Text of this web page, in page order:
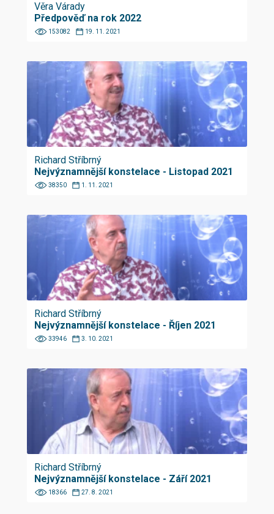
Věra Várady
Předpověď na rok 2022
153082 19. 11. 2021
Richard Stříbrný
Nejvýznamnější konstelace - Listopad 2021
38350 1. 11. 2021
Richard Stříbrný
Nejvýznamnější konstelace - Říjen 2021
33946 3. 10. 2021
Richard Stříbrný
Nejvýznamnější konstelace - Září 2021
18366 27. 8. 2021